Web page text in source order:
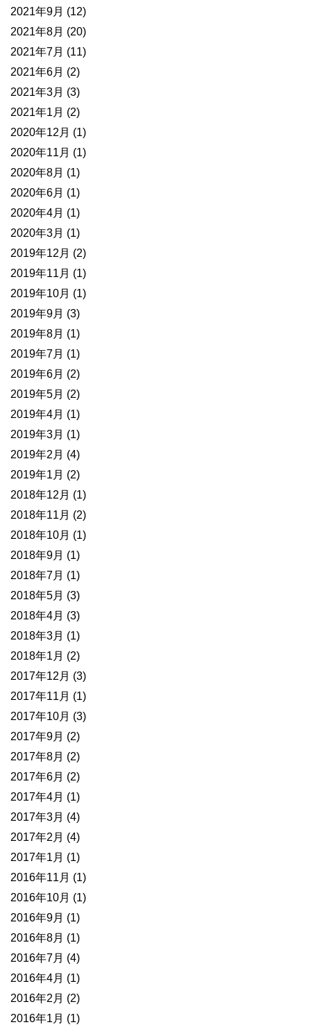
2021年9月 (12)
2021年8月 (20)
2021年7月 (11)
2021年6月 (2)
2021年3月 (3)
2021年1月 (2)
2020年12月 (1)
2020年11月 (1)
2020年8月 (1)
2020年6月 (1)
2020年4月 (1)
2020年3月 (1)
2019年12月 (2)
2019年11月 (1)
2019年10月 (1)
2019年9月 (3)
2019年8月 (1)
2019年7月 (1)
2019年6月 (2)
2019年5月 (2)
2019年4月 (1)
2019年3月 (1)
2019年2月 (4)
2019年1月 (2)
2018年12月 (1)
2018年11月 (2)
2018年10月 (1)
2018年9月 (1)
2018年7月 (1)
2018年5月 (3)
2018年4月 (3)
2018年3月 (1)
2018年1月 (2)
2017年12月 (3)
2017年11月 (1)
2017年10月 (3)
2017年9月 (2)
2017年8月 (2)
2017年6月 (2)
2017年4月 (1)
2017年3月 (4)
2017年2月 (4)
2017年1月 (1)
2016年11月 (1)
2016年10月 (1)
2016年9月 (1)
2016年8月 (1)
2016年7月 (4)
2016年4月 (1)
2016年2月 (2)
2016年1月 (1)